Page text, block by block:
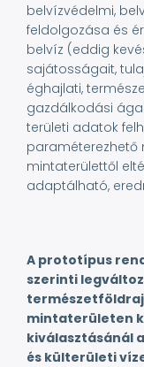
belvízvédelmi,
feldolgozása és
belvíz (eddig
sajátosságait,
éghajlati,
gazdálkodási
területi adatok
paraméterezhető
mintaterülettől
adaptálható,
A prototípus
szerinti
mintaterületen
kiválasztásánál
és külterületi